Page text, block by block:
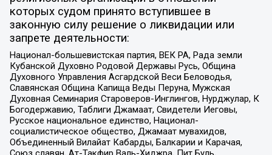
которых судом принято вступившее в
законную силу решение о ликвидации или
запрете деятельности:
Национал-большевистская партия, ВЕК РА, Рада земли
Кубанской Духовно Родовой Державы Русь, Община
Духовного Управления Асгардской Веси Беловодья,
Славянская Община Капища Веды Перуна, Мужская
Духовная Семинария Староверов-Инглингов, Нурджулар, К
Богодержавию, Таблиги Джамаат, Свидетели Иеговы,
Русское национальное единство, Национал-
социалистическое общество, Джамаат мувахидов,
Объединенный Вилайат Кабарды, Балкарии и Карачая,